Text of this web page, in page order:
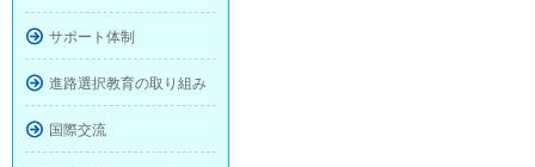
サポート体制
進路選択教育の取り組み
国際交流